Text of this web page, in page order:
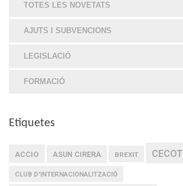
TOTES LES NOVETATS
AJUTS I SUBVENCIONS
LEGISLACIÓ
FORMACIÓ
Etiquetes
ACCIO ASUN CIRERA BREXIT CECOT
CLUB D'INTERNACIONALITZACIÓ